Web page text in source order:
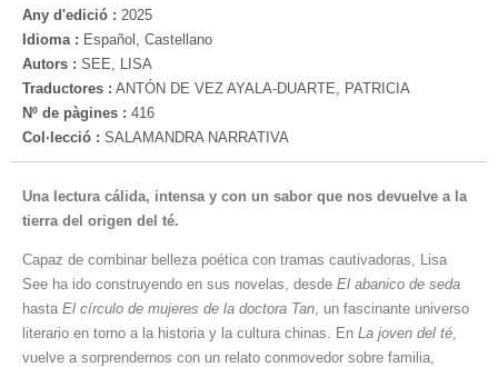
Any d'edició : 2025
Idioma : Español, Castellano
Autors : SEE, LISA
Traductores : ANTÓN DE VEZ AYALA-DUARTE, PATRICIA
Nº de pàgines : 416
Col·lecció : SALAMANDRA NARRATIVA
Una lectura cálida, intensa y con un sabor que nos devuelve a la
tierra del origen del té.
Capaz de combinar belleza poética con tramas cautivadoras, Lisa
See ha ido construyendo en sus novelas, desde El abanico de seda
hasta El círculo de mujeres de la doctora Tan , un fascinante universo
literario en torno a la historia y la cultura chinas. En La joven del té
vuelve a sorprendernos con un relato conmovedor sobre familia,